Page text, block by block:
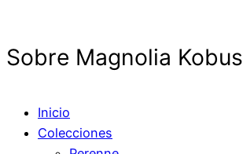
Sobre Magnolia Kobus
Inicio
Colecciones